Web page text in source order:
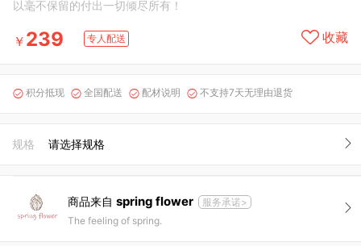
以毫不保留的付出一切倾尽所有！
￥ 239 专人配送 收藏
 积分抵现  全国配送  配材说明  不支持7天无理由退货
规格 请选择规格
商品来自 spring flower
服务承诺>
The feeling of spring.